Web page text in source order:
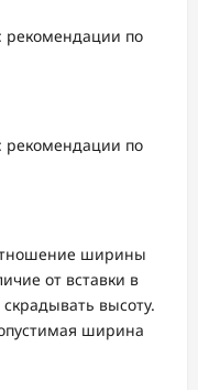
ширины
от вставки в
высоту.
ширина